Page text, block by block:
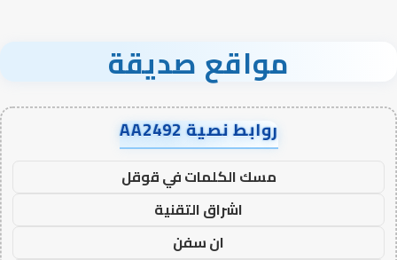
مواقع صديقة
روابط نصية AA2492
مسك الكلمات في قوقل
اشراق التقنية
ان سفن